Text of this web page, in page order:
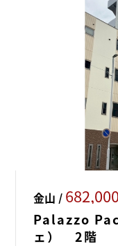
金山 / 682,000
Palazzo
ェ） 2階 【